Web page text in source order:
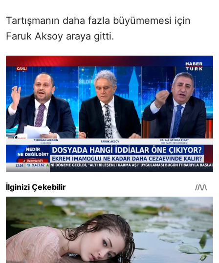
Tartışmanın daha fazla büyümemesi için
Faruk Aksoy araya gitti.